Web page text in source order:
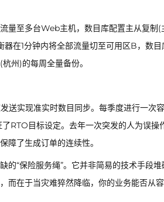
量至多台Web主机，数目库配置主从复制(
在1分钟内将全部流量切至可用区B，数目
州)的每周全量备份。
送实现准实时数目同步。每季度进行一次
RTO目标设定。去年一次突发的人为误操
障了生成订单的连续性。
“保险服务绳”。它并非简易的技术手段堆
而在于当灾难猝然降临，你的业务能否从